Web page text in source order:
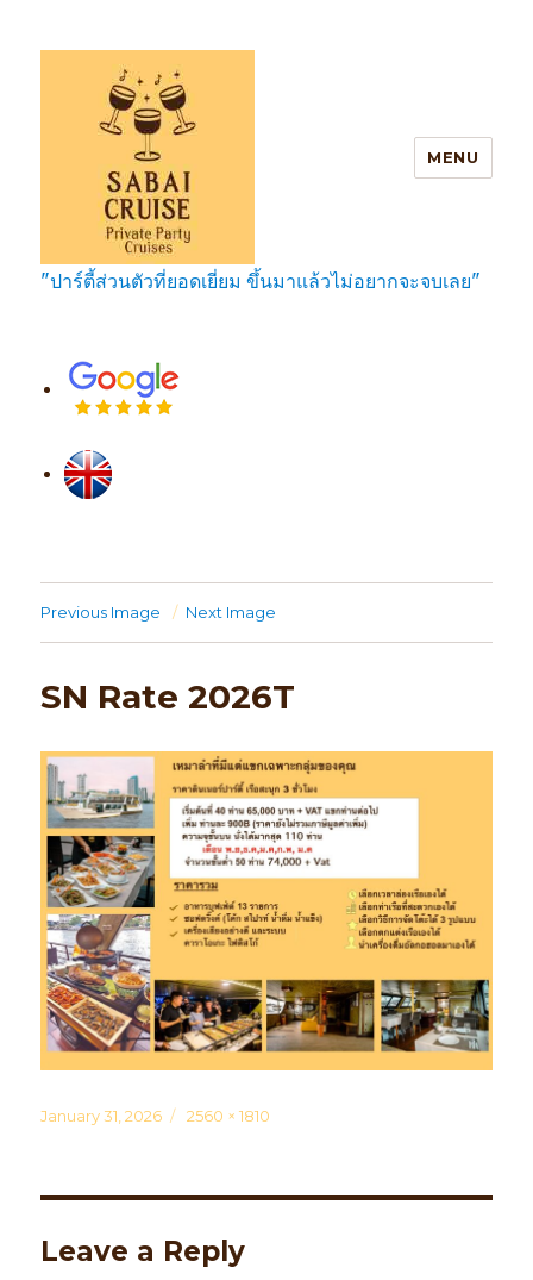
SabaiCruise Private Party Cruises
MENU
"ปาร์ตี้ส่วนตัวที่ยอดเยี่ยม ขึ้นมาแล้วไม่อยากจะจบเลย"
Previous Image Next Image
SN Rate 2026T
Posted
January 31, 2026
Full
2560 × 1810
Leave a Reply